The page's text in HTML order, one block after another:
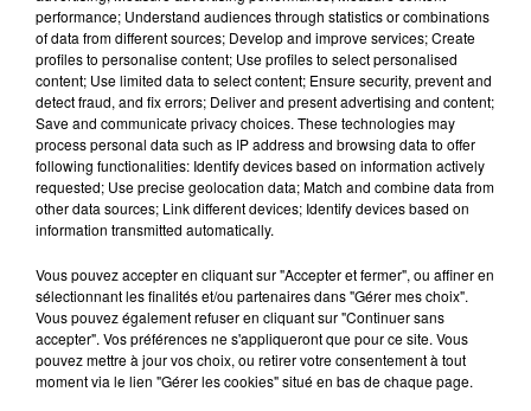
24 juillet 2026
PODCAST AMCO : JEAN-CLAUDE LAMBERT : « À MOLIÈRES, LES
COURSES SONT...
performance; Understand audiences through statistics or combinations
of data from different sources; Develop and improve services; Create
profiles to personalise content; Use profiles to select personalised
content; Use limited data to select content; Ensure security, prevent and
detect fraud, and fix errors; Deliver and present advertising and content;
Save and communicate privacy choices. These technologies may
process personal data such as IP address and browsing data to offer
following functionalities: Identify devices based on information actively
requested; Use precise geolocation data; Match and combine data from
other data sources; Link different devices; Identify devices based on
information transmitted automatically.
Vous pouvez accepter en cliquant sur "Accepter et fermer", ou affiner en
sélectionnant les finalités et/ou partenaires dans "Gérer mes choix".
Vous pouvez également refuser en cliquant sur "Continuer sans
accepter". Vos préférences ne s'appliqueront que pour ce site. Vous
pouvez mettre à jour vos choix, ou retirer votre consentement à tout
moment via le lien "Gérer les cookies" situé en bas de chaque page.